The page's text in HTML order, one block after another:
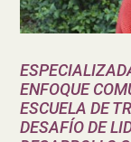
ENFOQUE
ESCUELA DE
DESAFÍO DE